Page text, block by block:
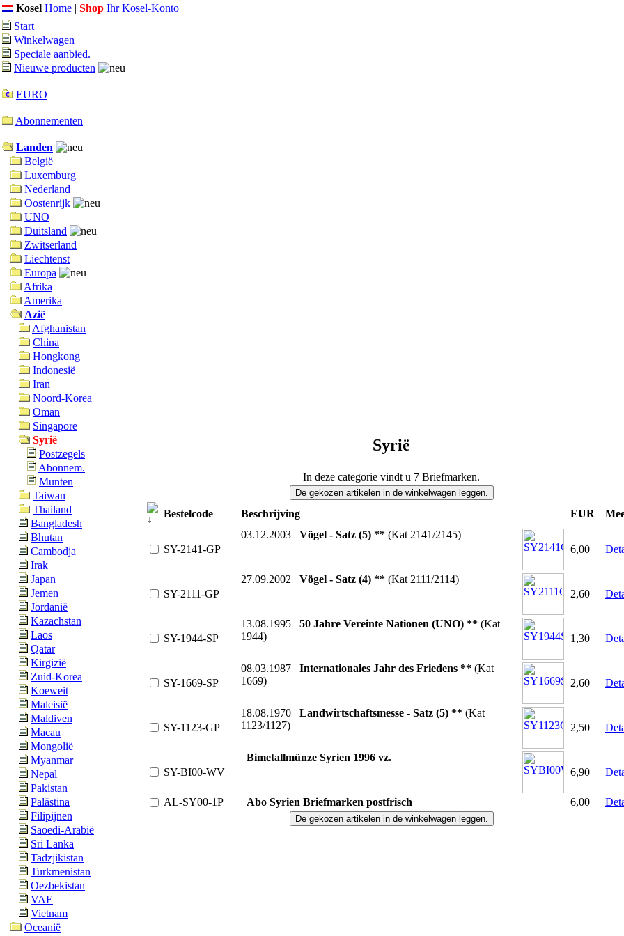
Kosel Home | Shop Ihr Kosel-Konto
Start
Winkelwagen
Speciale aanbied.
Nieuwe producten
EURO
Abonnementen
Landen
België
Luxemburg
Nederland
Oostenrijk
UNO
Duitsland
Zwitserland
Liechtenst
Europa
Afrika
Amerika
Azië
Afghanistan
China
Hongkong
Indonesië
Iran
Noord-Korea
Oman
Singapore
Syrië
Postzegels
Abonnem.
Munten
Taiwan
Thailand
Bangladesh
Bhutan
Cambodja
Irak
Japan
Jemen
Jordanië
Kazachstan
Laos
Qatar
Kirgizië
Zuid-Korea
Koeweit
Maleisië
Maldiven
Macau
Mongolië
Myanmar
Nepal
Pakistan
Palästina
Filipijnen
Saoedi-Arabië
Sri Lanka
Tadzjikistan
Turkmenistan
Oezbekistan
VAE
Vietnam
Oceanië
Syrië
In deze categorie vindt u 7 Briefmarken.
Bestelcode Beschrijving EUR
SY-2141-GP
03.12.2003 Vögel - Satz (5) ** (Kat 2141/2145)
6,00
SY-2111-GP
27.09.2002 Vögel - Satz (4) ** (Kat 2111/2114)
2,60
SY-1944-SP
13.08.1995 50 Jahre Vereinte Nationen (UNO) ** (Kat
1944)
1,30
SY-1669-SP
08.03.1987 Internationales Jahr des Friedens ** (Kat
1669)
2,60
SY-1123-GP
18.08.1970 Landwirtschaftsmesse - Satz (5) ** (Kat
1123/1127)
2,50
SY-BI00-WV
Bimetallmünze Syrien 1996 vz.
6,90
AL-SY00-1P Abo Syrien Briefmarken postfrisch 6,00